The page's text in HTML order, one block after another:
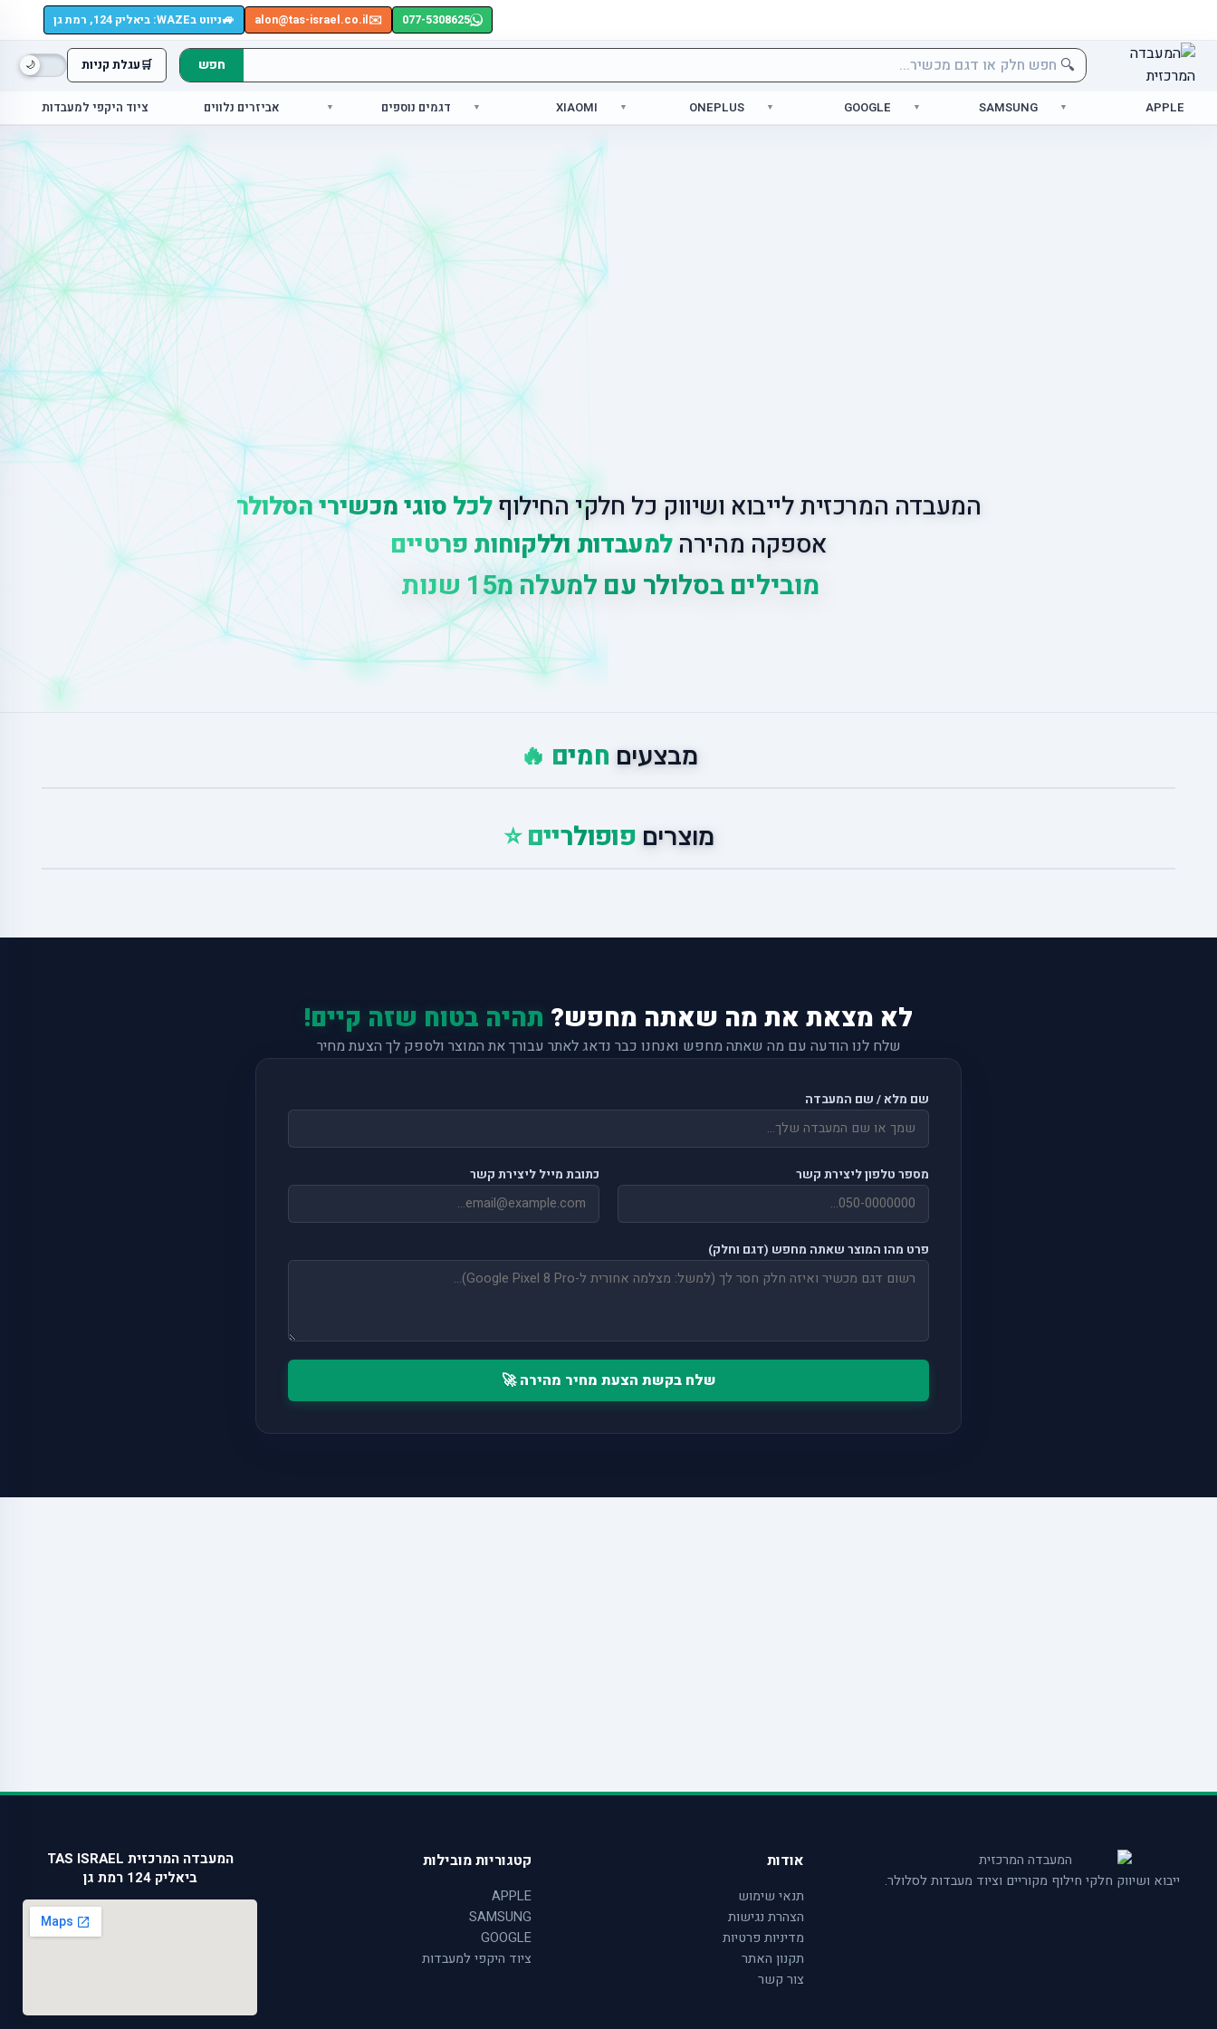
077-5308625
✉️
alon@tas-israel.co.il
🚙ניווט בWAZE: ביאליק 124, רמת גן
🛒עגלת קניות 🔍 חפש
APPLE
SAMSUNG
GOOGLE
ONEPLUS
XIAOMI דגמים נוספים אביזרים נלווים ציוד היקפי למעבדות
המעבדה המרכזית לייבוא ושיווק כל חלקי החילוףלכל סוגי מכשירי הסלולר
אספקה מהירהלמעבדות וללקוחות פרטיים
ביליםבסלולרעםלמעלהמ 15 שנותניס
מבצעים חמים 🔥
מוצרים פופולריים ⭐
לא מצאת את מה שאתה מחפש? תהיה בטוח שזה קיים!
שלח לנו הודעה עם מה שאתה מחפש ואנחנו כבר נדאג לאתר עבורך את המוצר ולספק לך הצעת מחיר
שם מלא / שם המעבדה
מספר טלפון ליצירת קשר כתובת מייל ליצירת קשר
פרט מהו המוצר שאתה מחפש (דגם וחלק)
שלח בקשת הצעת מחיר מהירה 🚀
ייבוא ושיווק חלקי חילוף מקוריים וציוד מעבדות לסלולר.
אודות
תנאי שימוש
הצהרת נגישות
מדיניות פרטיות
תקנון האתר
צור קשר
קטגוריות מובילות
APPLE
SAMSUNG
GOOGLE
ציוד היקפי למעבדות
המעבדה המרכזית TAS ISRAEL
ביאליק 124 רמת גן